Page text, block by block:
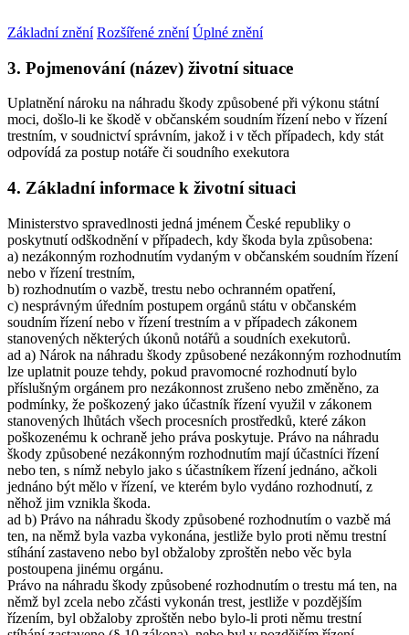
Základní znění Rozšířené znění Úplné znění
3. Pojmenování (název) životní situace
Uplatnění nároku na náhradu škody způsobené při výkonu státní
moci, došlo-li ke škodě v občanském soudním řízení nebo v řízení
trestním, v soudnictví správním, jakož i v těch případech, kdy stát
odpovídá za postup notáře či soudního exekutora
4. Základní informace k životní situaci
Ministerstvo spravedlnosti jedná jménem České republiky o
poskytnutí odškodnění v případech, kdy škoda byla způsobena:
a) nezákonným rozhodnutím vydaným v občanském soudním řízení
nebo v řízení trestním,
b) rozhodnutím o vazbě, trestu nebo ochranném opatření,
c) nesprávným úředním postupem orgánů státu v občanském
soudním řízení nebo v řízení trestním a v případech zákonem
stanovených některých úkonů notářů a soudních exekutorů.
ad a) Nárok na náhradu škody způsobené nezákonným rozhodnutím
lze uplatnit pouze tehdy, pokud pravomocné rozhodnutí bylo
příslušným orgánem pro nezákonnost zrušeno nebo změněno, za
podmínky, že poškozený jako účastník řízení využil v zákonem
stanovených lhůtách všech procesních prostředků, které zákon
poškozenému k ochraně jeho práva poskytuje. Právo na náhradu
škody způsobené nezákonným rozhodnutím mají účastníci řízení
nebo ten, s nímž nebylo jako s účastníkem řízení jednáno, ačkoli
jednáno být mělo v řízení, ve kterém bylo vydáno rozhodnutí, z
něhož jim vznikla škoda.
ad b) Právo na náhradu škody způsobené rozhodnutím o vazbě má
ten, na němž byla vazba vykonána, jestliže bylo proti němu trestní
stíhání zastaveno nebo byl obžaloby zproštěn nebo věc byla
postoupena jinému orgánu.
Právo na náhradu škody způsobené rozhodnutím o trestu má ten, na
němž byl zcela nebo zčásti vykonán trest, jestliže v pozdějším
řízením, byl obžaloby zproštěn nebo bylo-li proti němu trestní